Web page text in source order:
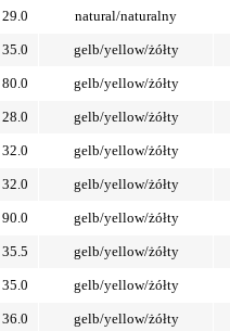
29.0 natural/naturalny
35.0 gelb/yellow/żółty
80.0 gelb/yellow/żółty
28.0 gelb/yellow/żółty
32.0 gelb/yellow/żółty
32.0 gelb/yellow/żółty
90.0 gelb/yellow/żółty
35.5 gelb/yellow/żółty
35.0 gelb/yellow/żółty
36.0 gelb/yellow/żółty